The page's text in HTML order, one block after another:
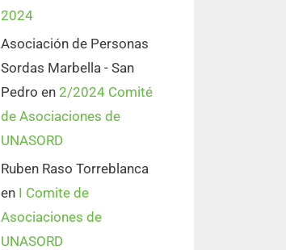
2024
Asociación de Personas
Sordas Marbella - San
Pedro en 2/2024 Comité
de Asociaciones de
UNASORD
Ruben Raso Torreblanca
en I Comite de
Asociaciones de
UNASORD